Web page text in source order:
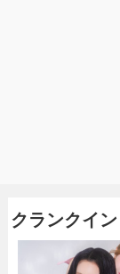
クランクイ